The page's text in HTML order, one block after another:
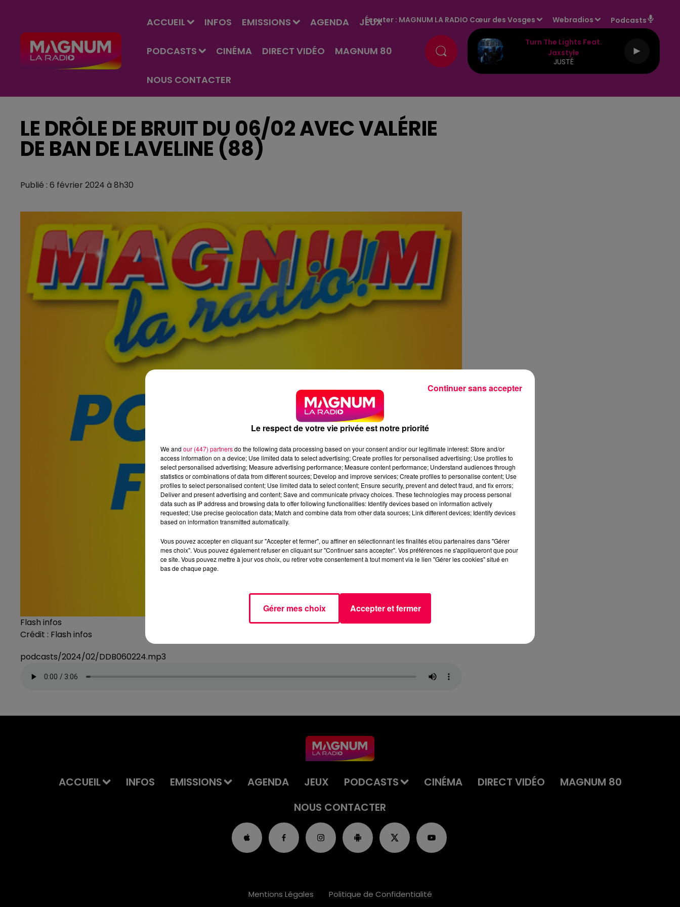
ACCUEIL INFOS EMISSIONS AGENDA JEUX
PODCASTS CINÉMA DIRECT VIDÉO MAGNUM 80
NOUS CONTACTER
Écouter : MAGNUM LA RADIO Cœur des Vosges Webradios Podcasts
Turn The Lights Feat.
Jaxstyle
JUSTÉ
LE DRÔLE DE BRUIT DU 06/02 AVEC VALÉRIE
DE BAN DE LAVELINE (88)
Publié : 6 février 2024 à 8h30
Flash infos
Crédit : Flash infos
podcasts/2024/02/DDB060224.mp3
ACCUEIL INFOS EMISSIONS AGENDA JEUX PODCASTS CINÉMA DIRECT VIDÉO
MAGNUM 80
NOUS CONTACTER
Mentions Légales Politique de Confidentialité
Le respect de votre vie privée est notre priorité
We and our (447) partnersdo the following data processing based on your consent and/or our legitimate interest: Store and/or
access information on a device; Use limited data to select advertising; Create profiles for personalised advertising; Use profiles to
select personalised advertising; Measure advertising performance; Measure content performance; Understand audiences through
statistics or combinations of data from different sources; Develop and improve services; Create profiles to personalise content; Use
profiles to select personalised content; Use limited data to select content; Ensure security, prevent and detect fraud, and fix errors;
Deliver and present advertising and content; Save and communicate privacy choices. These technologies may process personal
data such as IP address and browsing data to offer following functionalities: Identify devices based on information actively
requested; Use precise geolocation data; Match and combine data from other data sources; Link different devices; Identify devices
based on information transmitted automatically.
Vous pouvez accepter en cliquant sur "Accepter et fermer", ou affiner en sélectionnant les finalités et/ou partenaires dans "Gérer
mes choix". Vous pouvez également refuser en cliquant sur "Continuer sans accepter". Vos préférences ne s'appliqueront que pour
ce site. Vous pouvez mettre à jour vos choix, ou retirer votre consentement à tout moment via le lien "Gérer les cookies" situé en
bas de chaque page.
Gérer mes choix Accepter et fermer
Continuer sans accepter